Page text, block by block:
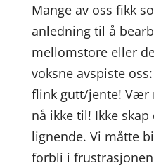
Mange av oss fikk
anledning til å
mellomstore eller
voksne avspiste oss:
flink gutt/jente! Vær
nå ikke til! Ikke
lignende. Vi måtte
forbli i